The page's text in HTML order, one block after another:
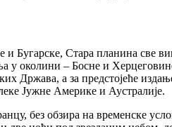
Бугарске, Стара планина све
у околини – Босне и
а за предстојеће
Јужне Америке и Аустралије.
без обзира на временске